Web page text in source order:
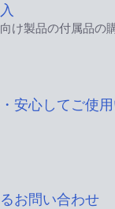
け製品の付属品の
安心してご使
お問い合わせ